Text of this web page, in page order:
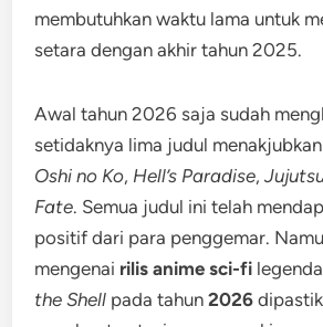
membutuhkan waktu lama untuk
setara dengan akhir tahun 2025.
Awal tahun 2026 saja sudah
setidaknya lima judul
Oshi no Ko, Hell’s Paradise,
Fate. Semua judul ini telah
positif dari para penggemar.
mengenai rilis anime sci-fi
the Shell pada tahun2026